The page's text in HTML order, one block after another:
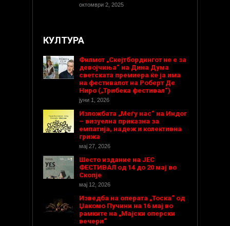
октомври 2, 2025
КУЛТУРА
Филмот „Скејтбордингот не е за
девојчиња“ на Дина Дума
светската премиера ќе ја има
на фестивалот на Роберт Де
Ниро („Трибека фестивал“)
јуни 1, 2026
Изложбата „Меѓу нас“ на Индог
– визуелна приказна за
емпатија, надеж и колективна
грижа
мај 27, 2026
Шесто издание на ЈЕС
ФЕСТИВАЛ од 14 до 20 мај во
Скопје
мај 12, 2026
Изведба на операта „Тоска“ од
Џакомо Пучини на 16 мај во
рамките на „Мајски оперски
вечери“